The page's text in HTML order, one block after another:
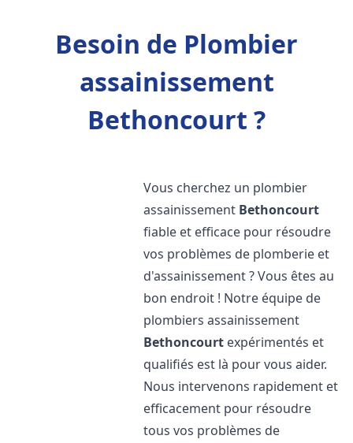
Besoin de Plombier
assainissement
Bethoncourt ?
Vous cherchez un plombier
assainissement Bethoncourt
fiable et efficace pour résoudre
vos problèmes de plomberie et
d'assainissement ? Vous êtes au
bon endroit ! Notre équipe de
plombiers assainissement
Bethoncourt expérimentés et
qualifiés est là pour vous aider.
Nous intervenons rapidement et
efficacement pour résoudre
tous vos problèmes de